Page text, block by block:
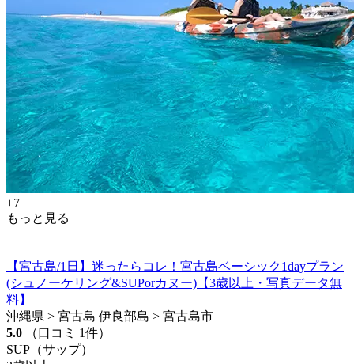
+7
もっと見る
【宮古島/1日】迷ったらコレ！宮古島ベーシック1dayプラン
(シュノーケリング&SUPorカヌー)【3歳以上・写真データ無
料】
沖縄県 > 宮古島 伊良部島 > 宮古島市
5.0
（口コミ 1件）
SUP（サップ）